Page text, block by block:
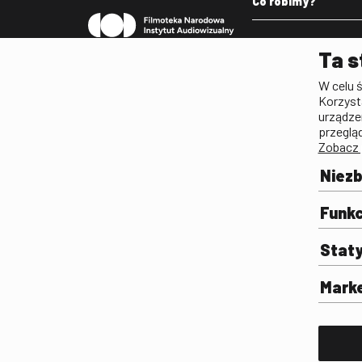
Biogramy.pl. Polski
Filmoteka Szkolna
Olimpiada Wiedzy o
Komunikacji
Repozytorium Cyfrowe
Wynajem przestrzeni
Ta
W celu